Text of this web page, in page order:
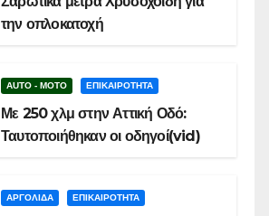
την οπλοκατοχή
AUTO - MOTO ΕΠΙΚΑΙΡΟΤΗΤΑ
Με 250 χλμ στην Αττική Οδό:
Ταυτοποιήθηκαν οι οδηγοί(vid)
ΑΡΓΟΛΙΔΑ ΕΠΙΚΑΙΡΟΤΗΤΑ